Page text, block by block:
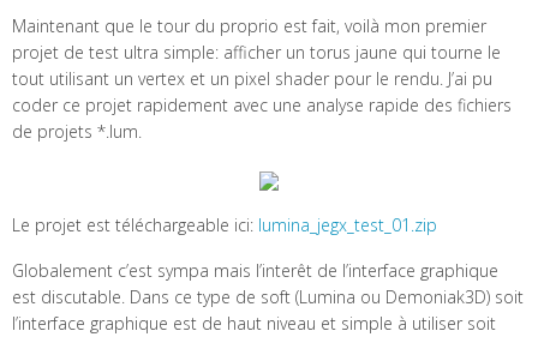
Maintenant que le tour du proprio est fait, voilà mon premier
projet de test ultra simple: afficher un torus jaune qui tourne le
tout utilisant un vertex et un pixel shader pour le rendu. J’ai pu
coder ce projet rapidement avec une analyse rapide des fichiers
de projets *.lum.
Le projet est téléchargeable ici: lumina_jegx_test_01.zip
Globalement c’est sympa mais l’interêt de l’interface graphique
est discutable. Dans ce type de soft (Lumina ou Demoniak3D) soit
l’interface graphique est de haut niveau et simple à utiliser soit